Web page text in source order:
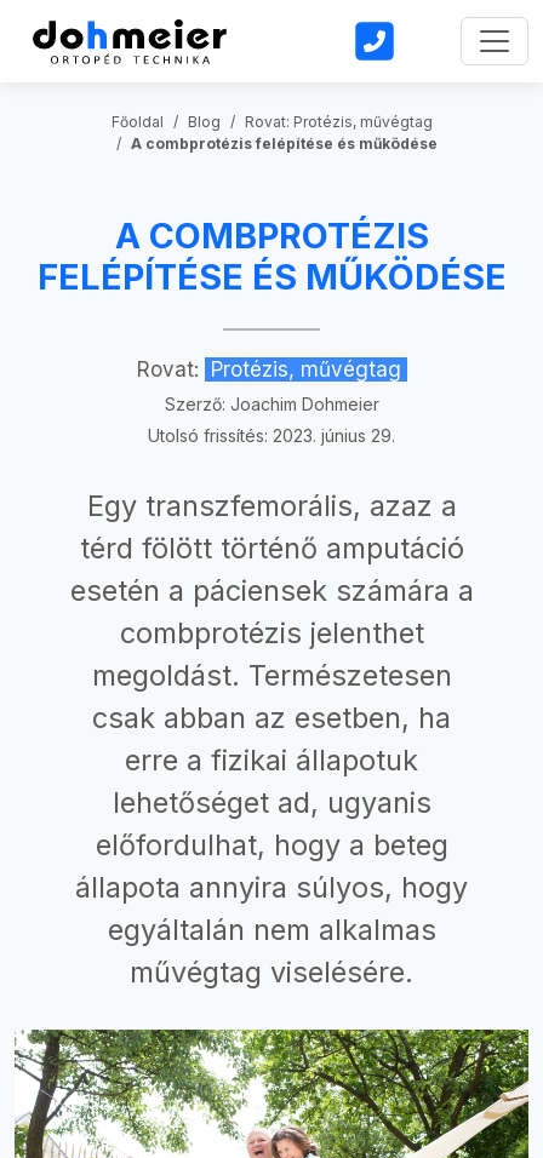
Főoldal Blog
Rovat: Protézis, művégtag
A combprotézis felépítése és működése
A COMBPROTÉZIS
FELÉPÍTÉSE ÉS MŰKÖDÉSE
Rovat: Protézis, művégtag
Szerző: Joachim Dohmeier
Utolsó frissítés: 2023. június 29.
Egy transzfemorális, azaz a
térd fölött történő amputáció
esetén a páciensek számára a
combprotézis jelenthet
megoldást. Természetesen
csak abban az esetben, ha
erre a fizikai állapotuk
lehetőséget ad, ugyanis
előfordulhat, hogy a beteg
állapota annyira súlyos, hogy
egyáltalán nem alkalmas
művégtag viselésére.